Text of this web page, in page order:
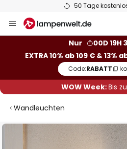
50 Tage
Inhalt
Nur
00D 19H
EXTRA 10% ab 109 € & 13%
Code:RABATT
WOW Week:Bis
Wandleuchten
Zum